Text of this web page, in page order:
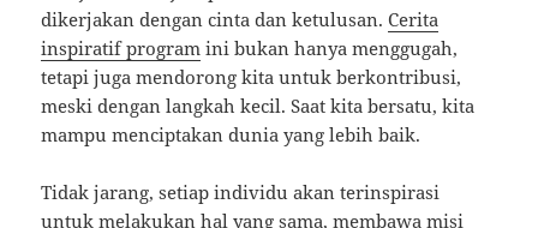
dikerjakan dengan cinta dan ketulusan.Cerita
inspiratif program ini bukan hanya menggugah,
tetapi juga mendorong kita untuk berkontribusi,
meski dengan langkah kecil. Saat kita bersatu, kita
mampu menciptakan dunia yang lebih baik.
Tidak jarang, setiap individu akan terinspirasi
untuk melakukan hal yang sama, membawa misi